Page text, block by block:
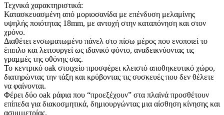
Τεχνικά χαρακτηριστικά:
Κατασκευασμένη από μοριοσανίδα με επένδυση μελαμίνης
υψηλής ποιότητας 18mm, με αντοχή στην καταπόνηση και στον
χρόνο.
Διαθέτει ενσωματωμένο πάνελ στο πίσω μέρος που ενοποιεί το
έπιπλο και λειτουργεί ως ιδανικό φόντο, αναδεικνύοντας τις
γραμμές της οθόνης σας.
Το κεντρικό oak στοιχείο προσφέρει κλειστό αποθηκευτικό χώρο,
διατηρώντας την τάξη και κρύβοντας τις συσκευές που δεν θέλετε
να φαίνονται.
Φέρει δύο oak ράφια που “προεξέχουν” στα πλαϊνά προσθέτουν
επίπεδα για διακοσμητικά, δημιουργώντας μια αίσθηση κίνησης και
ασυμμετρίας.